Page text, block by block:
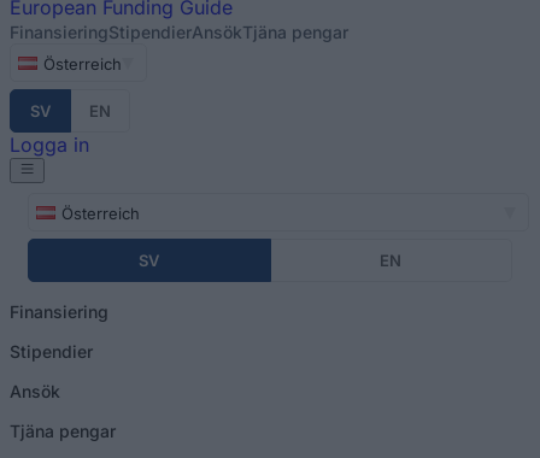
European Funding Guide
FinansieringStipendierAnsökTjäna pengar
Österreich
SV EN
Logga in
Österreich
SV EN
Finansiering
Stipendier
Ansök
Tjäna pengar